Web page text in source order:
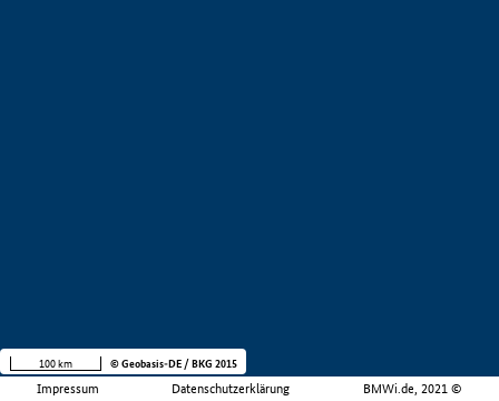
Impressum Datenschutzerklärung BMWi.de, 2021 ©
100 km © Geobasis-DE / BKG 2015